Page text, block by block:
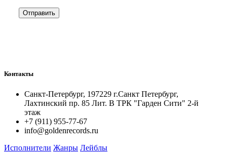
Контакты
Санкт-Петербург, 197229 г.Санкт Петербург,
Лахтинский пр. 85 Лит. B ТРК "Гарден Сити" 2-й
этаж
+7 (911) 955-77-67
info@goldenrecords.ru
Исполнители Жанры Лейблы